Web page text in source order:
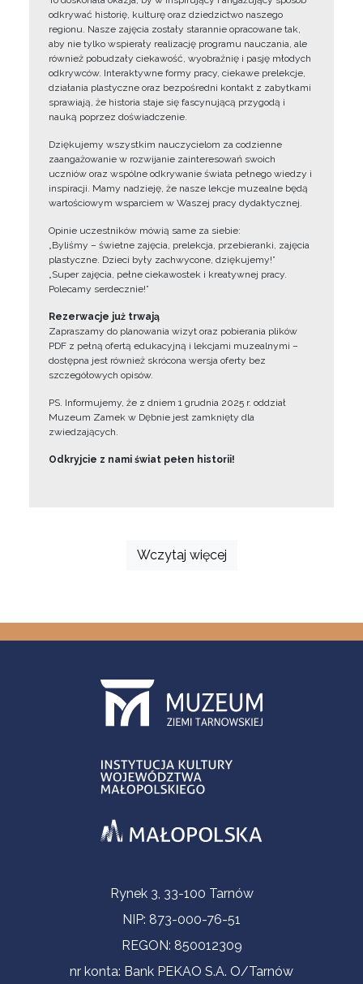
odkrywać historię, kulturę oraz dziedzictwo naszego
regionu. Nasze zajęcia zostały starannie opracowane tak,
aby nie tylko wspierały realizację programu nauczania, ale
również pobudzały ciekawość, wyobraźnię i pasję młodych
odkrywców. Interaktywne formy pracy, ciekawe prelekcje,
działania plastyczne oraz bezpośredni kontakt z zabytkami
sprawiają, że historia staje się fascynującą przygodą i
nauką poprzez doświadczenie.
Dziękujemy wszystkim nauczycielom za codzienne
zaangażowanie w rozwijanie zainteresowań swoich
uczniów oraz wspólne odkrywanie świata pełnego wiedzy i
inspiracji. Mamy nadzieję, że nasze lekcje muzealne będą
wartościowym wsparciem w Waszej pracy dydaktycznej.
Opinie uczestników mówią same za siebie:
„Byliśmy – świetne zajęcia, prelekcja, przebieranki, zajęcia
plastyczne. Dzieci były zachwycone, dziękujemy!”
„Super zajęcia, pełne ciekawostek i kreatywnej pracy.
Polecamy serdecznie!”
Rezerwacje już trwają
Zapraszamy do planowania wizyt oraz pobierania plików
PDF z pełną ofertą edukacyjną i lekcjami muzealnymi –
dostępna jest również skrócona wersja oferty bez
szczegółowych opisów.
PS. Informujemy, że z dniem 1 grudnia 2025 r. oddział
Muzeum Zamek w Dębnie jest zamknięty dla
zwiedzających.
Odkryjcie z nami świat pełen historii!
Wczytaj więcej
Informacje kontaktoweRynek 3, 33-100 Tarnów
NIP: 873-000-76-51
REGON: 850012309
nr konta: Bank PEKAO S.A. O/Tarnów